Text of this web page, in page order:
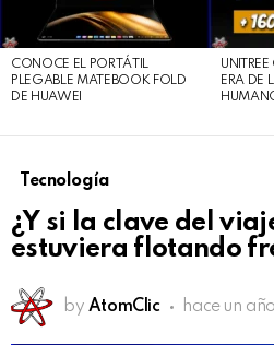
CONOCE EL PORTÁTIL
PLEGABLE MATEBOOK FOLD
DE HUAWEI
ERA DE
Tecnología
¿Y si la clave del
estuviera flotando
by AtomClic hace un año